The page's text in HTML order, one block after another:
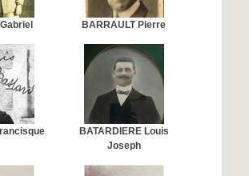
BARRAULT Pierre
BATARDIERE Louis
Joseph